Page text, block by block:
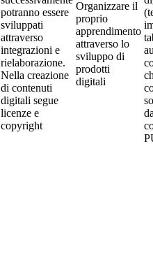
potranno essere
sviluppati
attraverso
integrazioni e
rielaborazione.
Nella creazione
di contenuti
digitali segue
licenze e
copyright
Organizzare il
proprio
apprendimento
attraverso lo
sviluppo di
prodotti
digitali